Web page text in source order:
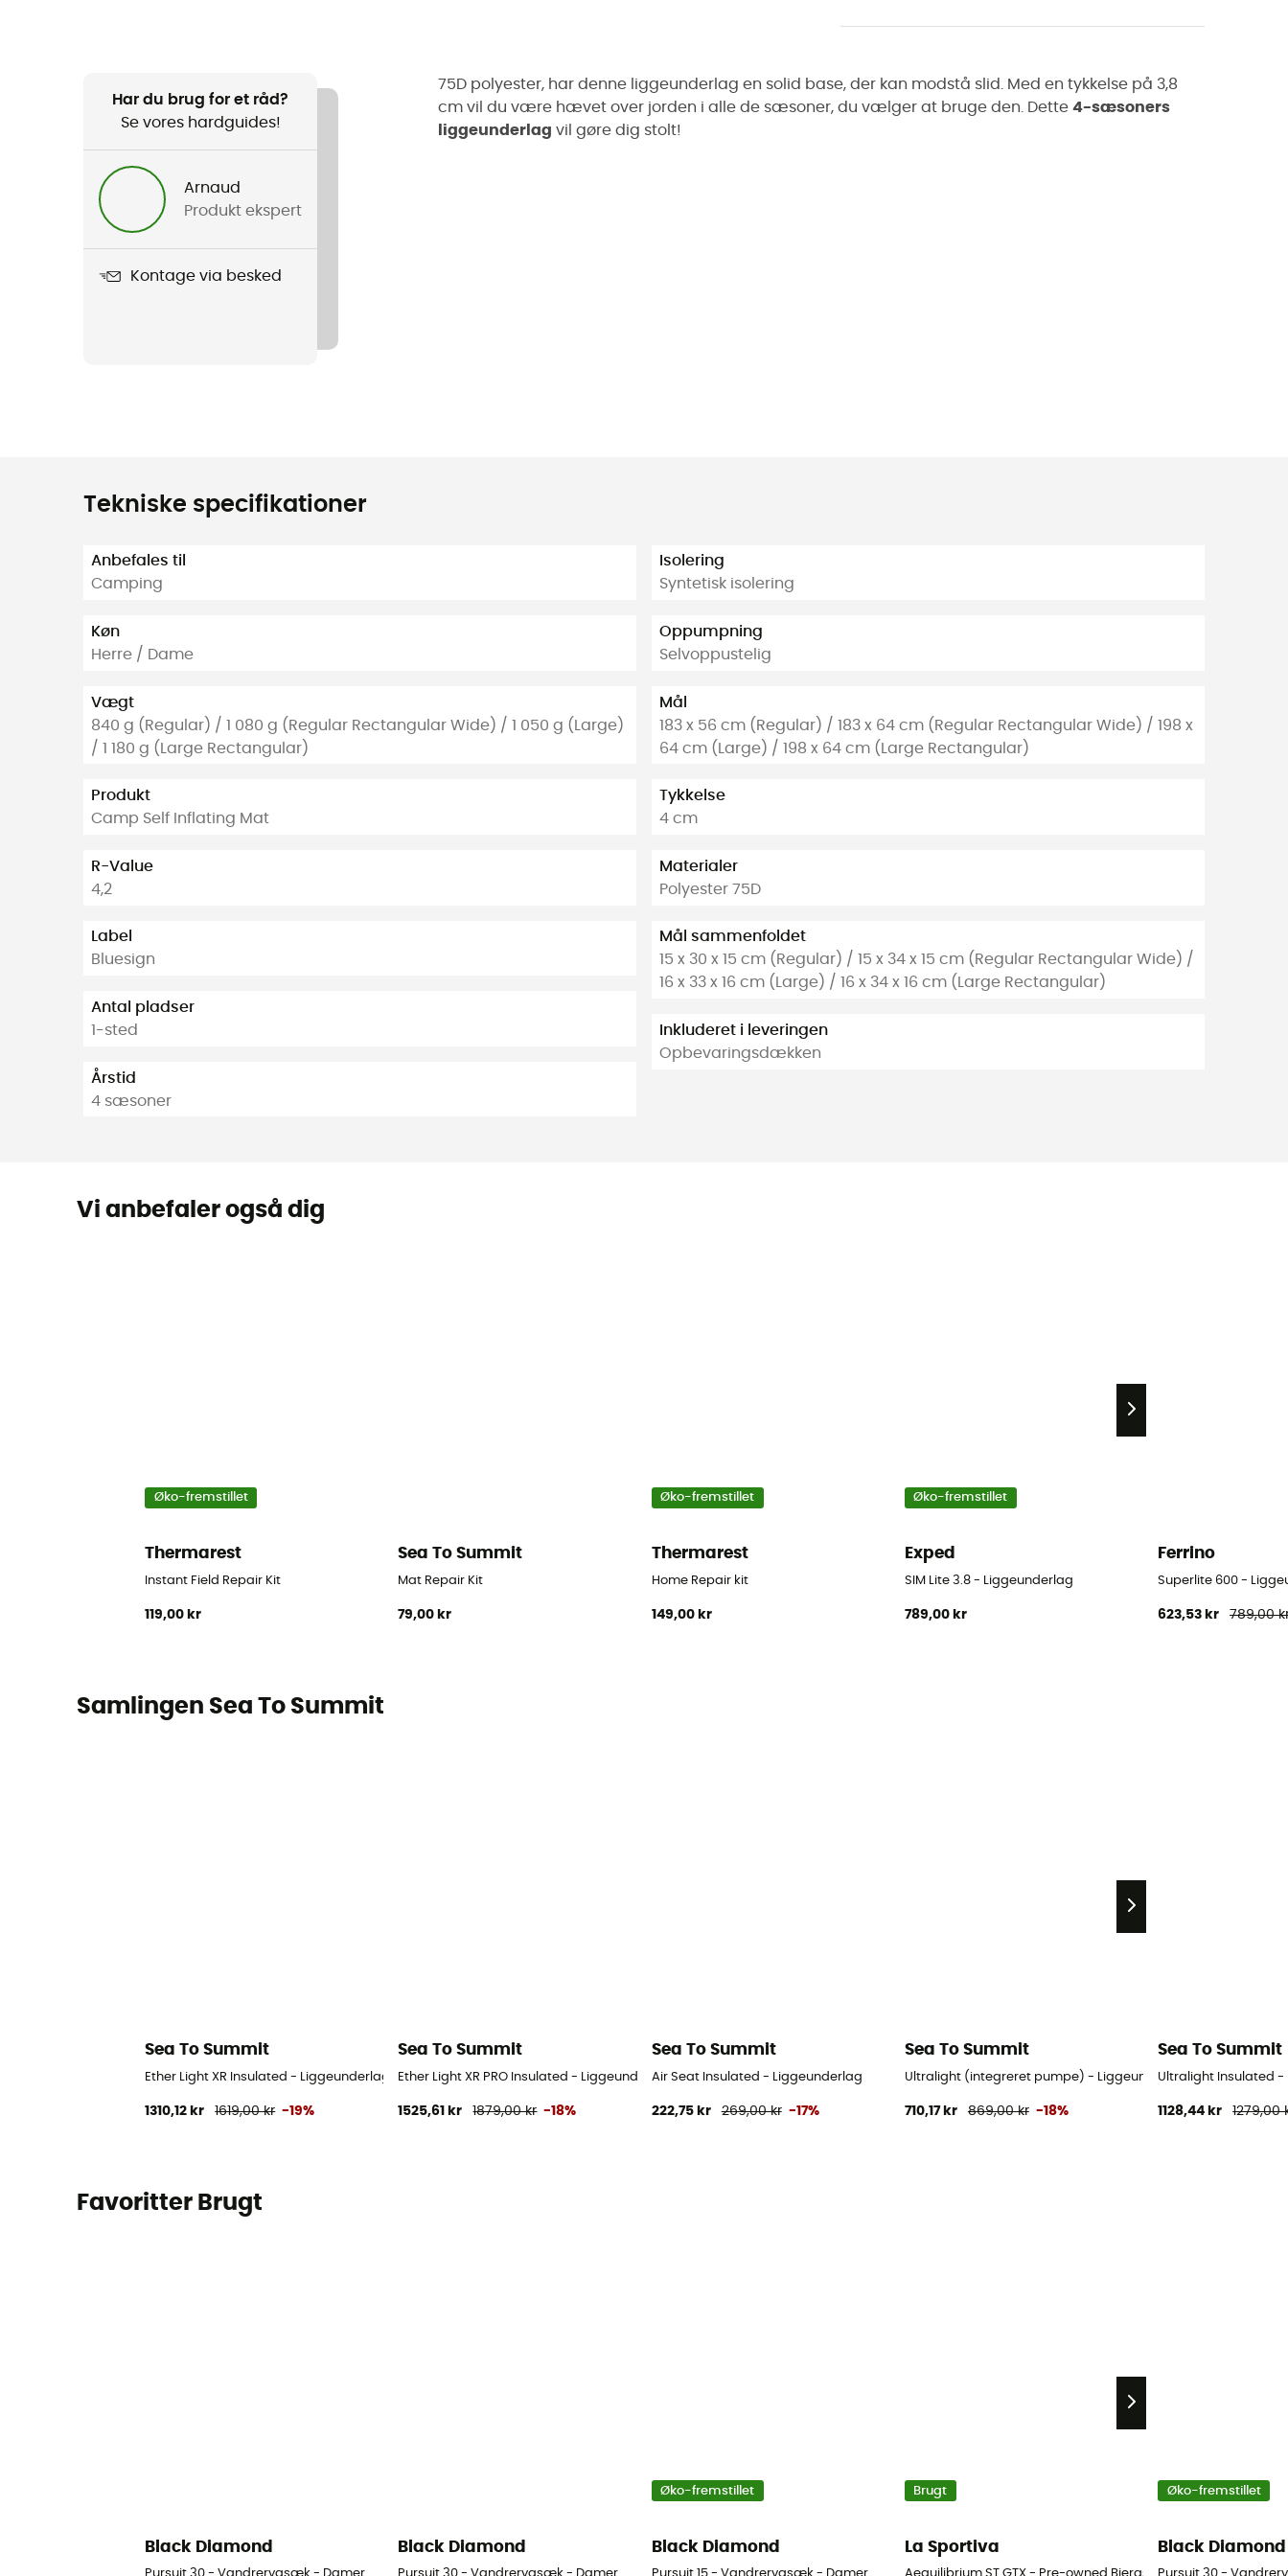
Har du brug for et råd?
Se vores hardguides!
Arnaud
Produkt ekspert
Kontage via besked
75D polyester, har denne liggeunderlag en solid base, der kan modstå slid. Med en tykkelse på 3,8
cm vil du være hævet over jorden i alle de sæsoner, du vælger at bruge den. Dette 4-sæsoners
liggeunderlag vil gøre dig stolt!
Tekniske specifikationer
Anbefales til
Camping
Køn
Herre / Dame
Vægt
840 g (Regular) / 1 080 g (Regular Rectangular Wide) / 1 050 g (Large)
/ 1 180 g (Large Rectangular)
Produkt
Camp Self Inflating Mat
R-Value
4,2
Label
Bluesign
Antal pladser
1-sted
Årstid
4 sæsoner
Isolering
Syntetisk isolering
Oppumpning
Selvoppustelig
Mål
183 x 56 cm (Regular) / 183 x 64 cm (Regular Rectangular Wide) / 198 x
64 cm (Large) / 198 x 64 cm (Large Rectangular)
Tykkelse
4 cm
Materialer
Polyester 75D
Mål sammenfoldet
15 x 30 x 15 cm (Regular) / 15 x 34 x 15 cm (Regular Rectangular Wide) /
16 x 33 x 16 cm (Large) / 16 x 34 x 16 cm (Large Rectangular)
Inkluderet i leveringen
Opbevaringsdækken
Vi anbefaler også dig
Øko-fremstillet
Thermarest
Instant Field Repair Kit
119,00 kr
Sea To Summit
Mat Repair Kit
79,00 kr
Øko-fremstillet
Thermarest
Home Repair kit
149,00 kr
Øko-fremstillet
Exped
SIM Lite 3.8 - Liggeunderlag
789,00 kr
Ferrino
Superlite 600 -
623,53 kr 789,00
Samlingen Sea To Summit
Sea To Summit
Ether Light XR Insulated - Liggeunderlag
1310,12 kr 1619,00 kr -19%
Sea To Summit
Ether Light XR PRO Insulated - Liggeunderlag
1525,61 kr 1879,00 kr -18%
Sea To Summit
Air Seat Insulated - Liggeunderlag
222,75 kr 269,00 kr -17%
Sea To Summit
Ultralight (integreret pumpe) - Liggeunderlag
710,17 kr 869,00 kr -18%
Sea To Summit
Ultralight Insulated -
1128,44 kr 1279,00
Favoritter Brugt
Black Diamond Black Diamond
Øko-fremstillet
Black Diamond
Brugt
La Sportiva
Øko-fremstillet
Black Diamond